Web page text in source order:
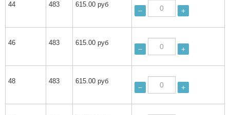
44 483 615.00 руб
− +
46 483 615.00 руб
− +
48 483 615.00 руб
− +